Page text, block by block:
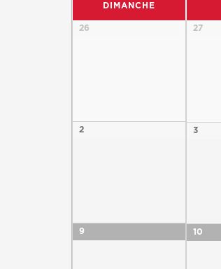
formations
Calendrier
DIMANCHE
26 27
2 3
9 10